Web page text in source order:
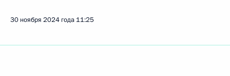
30 ноября 2024 года 11:25